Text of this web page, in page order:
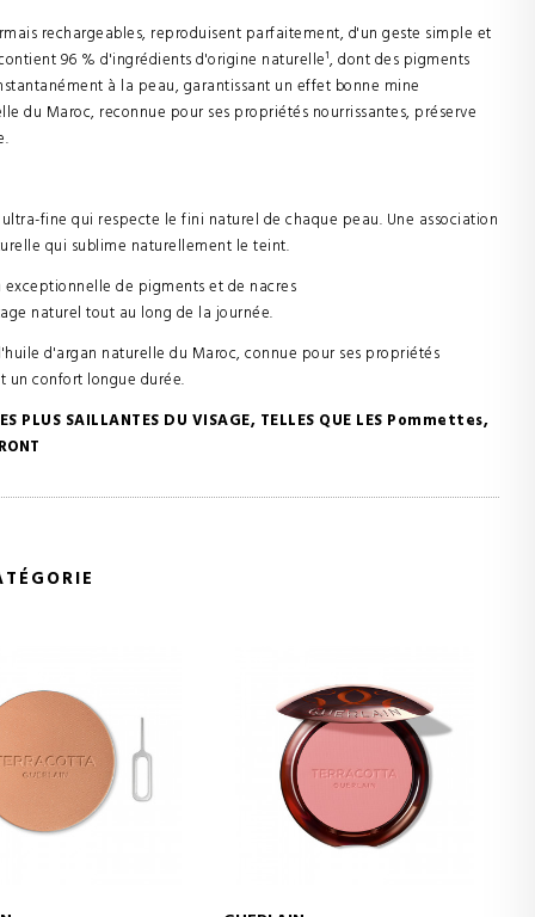
rechargeables, reproduisent parfaitement, d'un geste simple et
96 % d'ingrédients d'origine naturelle¹, dont des pigments
à la peau, garantissant un effet bonne mine
du Maroc, reconnue pour ses propriétés nourrissantes, préserve
fine qui respecte le fini naturel de chaque peau. Une association
qui sublime naturellement le teint.
exceptionnelle de pigments et de nacres
naturel tout au long de la journée.
d'argan naturelle du Maroc, connue pour ses propriétés
un confort longue durée.
PLUS SAILLANTES DU VISAGE, TELLES QUE LES Pommettes,